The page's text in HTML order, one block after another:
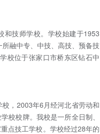
和技师学校。学校始建于1953
融中专、中技、高技、预备技
校位于张家口市桥东区钻石中
，2003年6月经河北省劳动和
校校牌。我校是一所全日制、
点技工学校。学校经过28年的